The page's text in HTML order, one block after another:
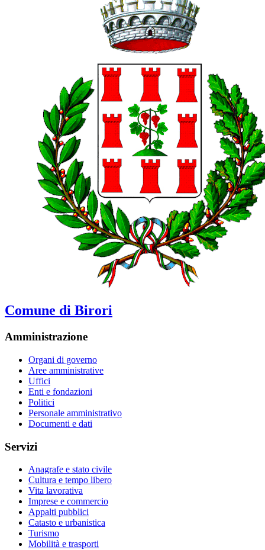
Comune di Birori
Amministrazione
Organi di governo
Aree amministrative
Uffici
Enti e fondazioni
Politici
Personale amministrativo
Documenti e dati
Servizi
Anagrafe e stato civile
Cultura e tempo libero
Vita lavorativa
Imprese e commercio
Appalti pubblici
Catasto e urbanistica
Turismo
Mobilità e trasporti